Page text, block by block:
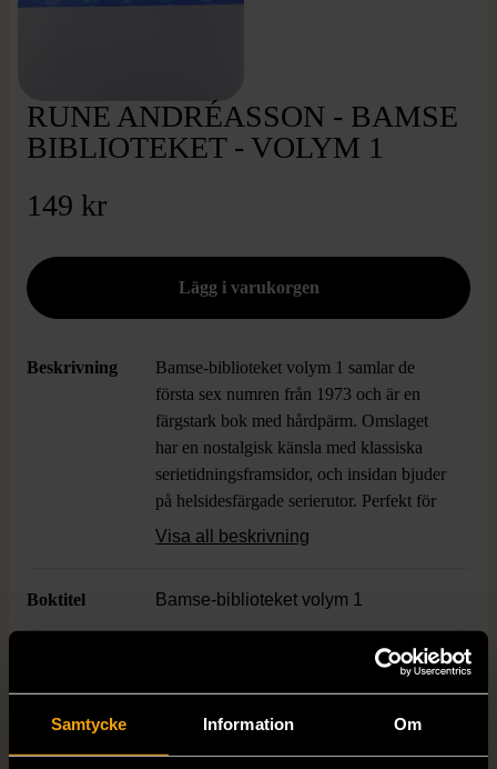
Samtycke Information Om
RUNE ANDRÉASSON - BAMSE
BIBLIOTEKET - VOLYM 1
149 kr
Beskrivning
Bamse-biblioteket volym 1 samlar de
första sex numren från 1973 och är en
färgstark bok med hårdpärm. Omslaget
har en nostalgisk känsla med klassiska
serietidningsframsidor, och insidan bjuder
på helsidesfärgade serierutor. Perfekt för
dig som uppskattar klassiska svenska
Visa all beskrivning
Boktitel Bamse-biblioteket volym 1
ISBN 978-91-7269-065-3